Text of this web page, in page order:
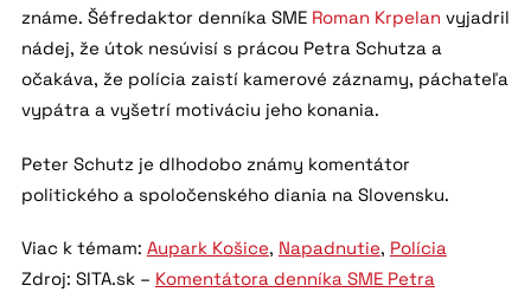
známe. Šéfredaktor denníka SME Roman Krpelan vyjadril
nádej, že útok nesúvisí s prácou Petra Schutza a
očakáva, že polícia zaistí kamerové záznamy, páchateľa
vypátra a vyšetrí motiváciu jeho konania.
Peter Schutz je dlhodobo známy komentátor
politického a spoločenského diania na Slovensku.
Viac k témam: Aupark Košice, Napadnutie, Polícia
Zdroj: SITA.sk – Komentátora denníka SME Petra